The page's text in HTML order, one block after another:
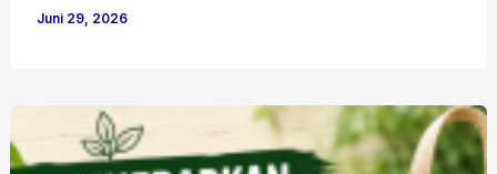
Juni 29, 2026